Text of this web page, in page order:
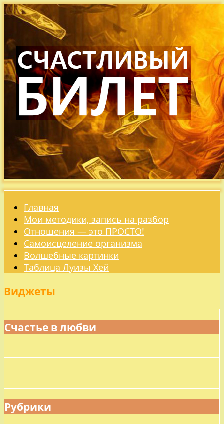
Главная
Мои методики, запись на разбор
Отношения — это ПРОСТО!
Самоисцеление организма
Волшебные картинки
Таблица Луизы Хей
Виджеты
Счастье в любви
Рубрики